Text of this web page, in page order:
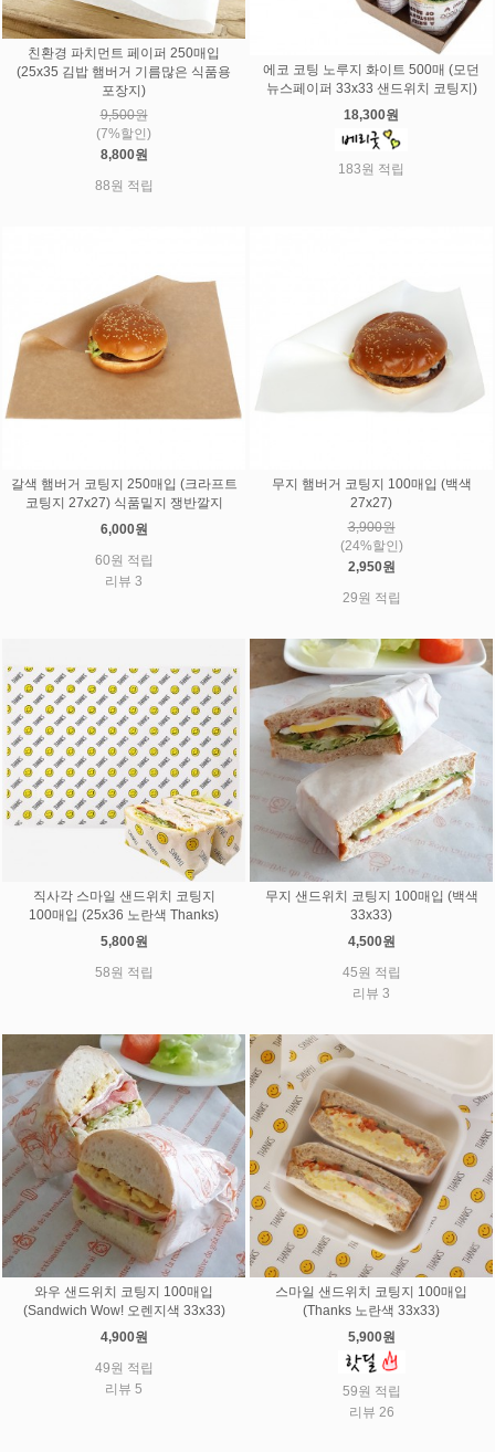
친환경 파치먼트 페이퍼 250매입
(25x35 김밥 햄버거 기름많은 식품용
포장지)
9,500원
(7%할인)
8,800원
88원 적립
에코 코팅 노루지 화이트 500매 (모던
뉴스페이퍼 33x33 샌드위치 코팅지)
18,300원
183원 적립
갈색 햄버거 코팅지 250매입 (크라프트
코팅지 27x27) 식품밑지 쟁반깔지
6,000원
60원 적립
리뷰 3
무지 햄버거 코팅지 100매입 (백색
27x27)
3,900원
(24%할인)
2,950원
29원 적립
직사각 스마일 샌드위치 코팅지
100매입 (25x36 노란색 Thanks)
5,800원
58원 적립
무지 샌드위치 코팅지 100매입 (백색
33x33)
4,500원
45원 적립
리뷰 3
와우 샌드위치 코팅지 100매입
(Sandwich Wow! 오렌지색 33x33)
4,900원
49원 적립
리뷰 5
스마일 샌드위치 코팅지 100매입
(Thanks 노란색 33x33)
5,900원
59원 적립
리뷰 26